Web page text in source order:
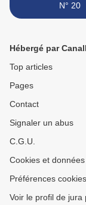
N° 20
Hébergé par
Top articles
Pages
Contact
Signaler un abus
C.G.U.
Cookies et
Préférences cookies
Voir le profil de jura